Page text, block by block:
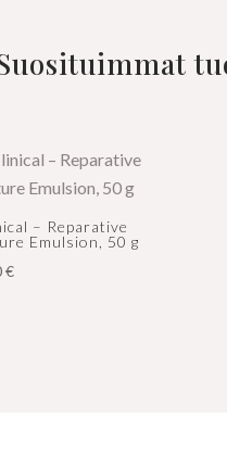
– Reparative
Emulsion, 50 g
€